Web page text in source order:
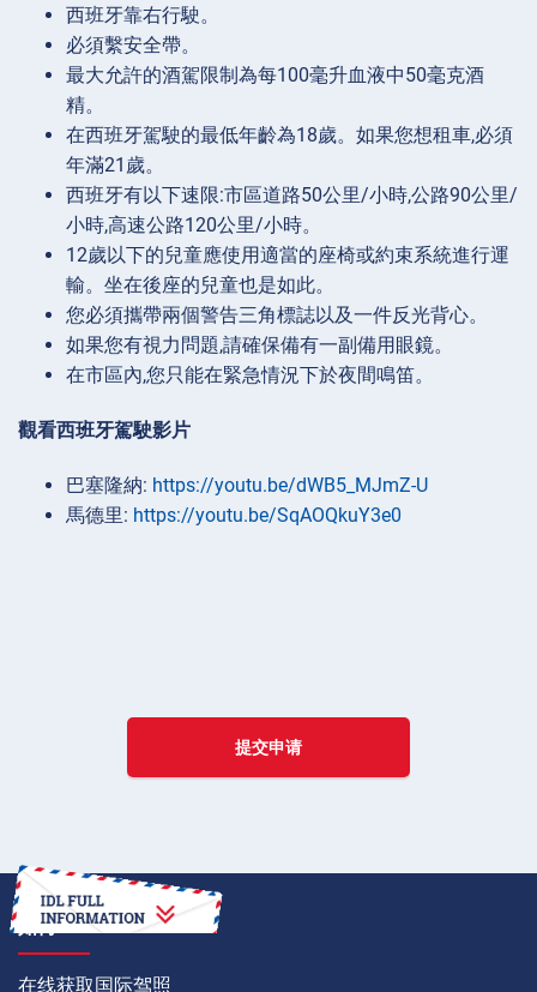
西班牙靠右行駛。
必須繫安全帶。
最大允許的酒駕限制為每100毫升血液中50毫克酒
精。
在西班牙駕駛的最低年齡為18歲。如果您想租車,必須
年滿21歲。
西班牙有以下速限:市區道路50公里/小時,公路90公里/
小時,高速公路120公里/小時。
12歲以下的兒童應使用適當的座椅或約束系統進行運
輸。坐在後座的兒童也是如此。
您必須攜帶兩個警告三角標誌以及一件反光背心。
如果您有視力問題,請確保備有一副備用眼鏡。
在市區內,您只能在緊急情況下於夜間鳴笛。
觀看西班牙駕駛影片
巴塞隆納: https://youtu.be/dWB5_MJmZ-U
馬德里: https://youtu.be/SqAOQkuY3e0
提交申请
如何
在线获取国际驾照